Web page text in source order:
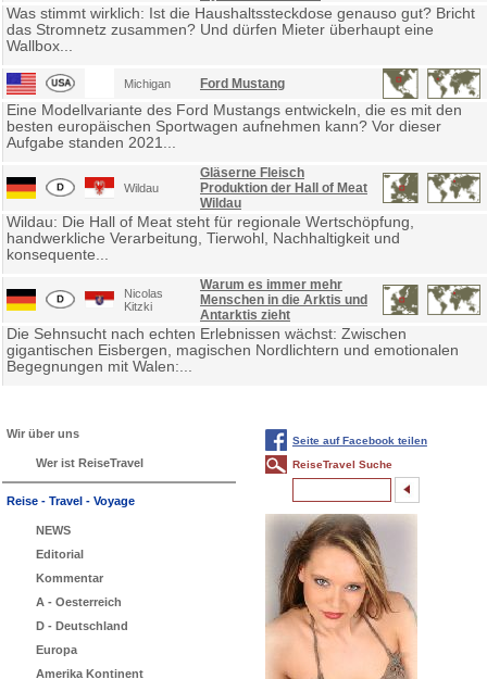
Was stimmt wirklich: Ist die Haushaltssteckdose genauso gut? Bricht
das Stromnetz zusammen? Und dürfen Mieter überhaupt eine
Wallbox...
Michigan Ford Mustang
Eine Modellvariante des Ford Mustangs entwickeln, die es mit den
besten europäischen Sportwagen aufnehmen kann? Vor dieser
Aufgabe standen 2021...
Wildau
Gläserne Fleisch
Produktion der Hall of Meat
Wildau
Wildau: Die Hall of Meat steht für regionale Wertschöpfung,
handwerkliche Verarbeitung, Tierwohl, Nachhaltigkeit und
konsequente...
Nicolas
Kitzki
Warum es immer mehr
Menschen in die Arktis und
Antarktis zieht
Die Sehnsucht nach echten Erlebnissen wächst: Zwischen
gigantischen Eisbergen, magischen Nordlichtern und emotionalen
Begegnungen mit Walen:...
Wir über uns
Wer ist ReiseTravel
Reise - Travel - Voyage
NEWS
Editorial
Kommentar
A - Oesterreich
D - Deutschland
Europa
Amerika Kontinent
Seite auf Facebook teilen
ReiseTravel Suche